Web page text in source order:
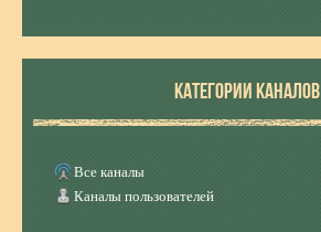
КАТЕГОРИИ КАНАЛОВ
Все каналы
Каналы пользователей